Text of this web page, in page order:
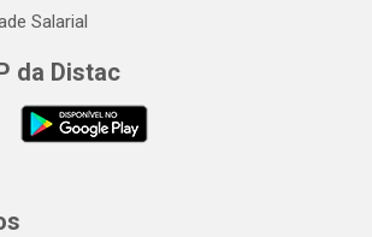
Salarial
da Distac